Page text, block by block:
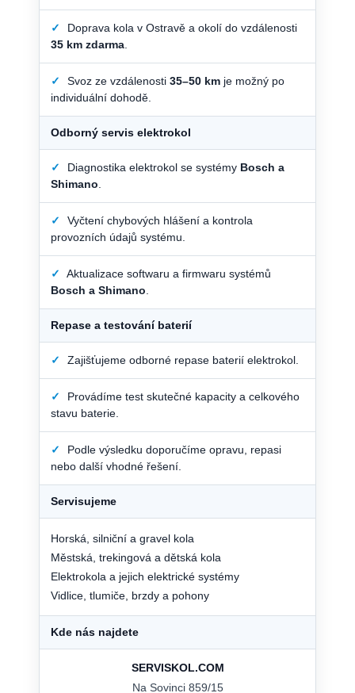
✓
Doprava kola v Ostravě a okolí do vzdálenosti
35 km zdarma
✓ Svoz ze vzdálenosti 35–50 km je možný po
individuální dohodě.
Odborný servis elektrokol
✓ Diagnostika elektrokol se systémy Bosch a
Shimano
✓
Vyčtení chybových hlášení a kontrola
provozních údajů systému.
✓
Aktualizace softwaru a firmwaru systémů
Bosch a Shimano
Repase a testování baterií
✓ Zajišťujeme odborné repase baterií elektrokol.
✓
Provádíme test skutečné kapacity a celkového
stavu baterie.
✓
Podle výsledku doporučíme opravu, repasi
nebo další vhodné řešení.
Servisujeme
Horská, silniční a gravel kola
Městská, trekingová a dětská kola
Elektrokola a jejich elektrické systémy
Vidlice, tlumiče, brzdy a pohony
Kde nás najdete
SERVISKOL.COM
Na Sovinci 859/15